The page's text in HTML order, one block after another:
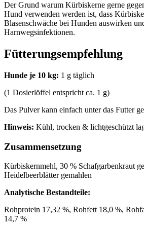
Der Grund warum Kürbiskerne gerne
Hund verwenden werden ist, dass
Blasenschwäche bei Hunden auswirken
Harnwegsinfektionen.
Fütterungsempfehlung
Hunde je 10 kg: 1 g täglich
(1 Dosierlöffel entspricht ca. 1 g)
Das Pulver kann einfach unter das Futter
Hinweis: Kühl, trocken & lichtgeschützt
Zusammensetzung
Kürbiskernmehl, 30 % Schafgarbenkraut
Heidelbeerblätter gemahlen
Analytische Bestandteile:
Rohprotein 17,32 %, Rohfett 18,0 %,
14,7 %